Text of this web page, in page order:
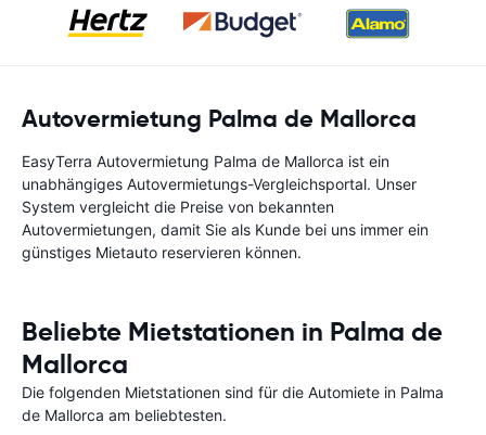
Autovermietung Palma de Mallorca
EasyTerra Autovermietung Palma de Mallorca ist ein
unabhängiges Autovermietungs-Vergleichsportal. Unser
System vergleicht die Preise von bekannten
Autovermietungen, damit Sie als Kunde bei uns immer ein
günstiges Mietauto reservieren können.
Beliebte Mietstationen in Palma de
Mallorca
Die folgenden Mietstationen sind für die Automiete in Palma
de Mallorca am beliebtesten.